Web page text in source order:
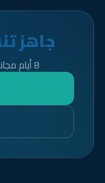
جاهز
8 أيام مجانية — لا بطاقة ائتمانية — لا التزامات